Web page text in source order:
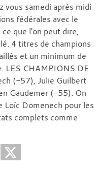
vous samedi après midi
fédérales avec le
que l'on peut dire,
4 titres de champions
et un minimum de
LES CHAMPIONS DE
(-57), Julie Guilbert
Gaudemer (-55). On
Loïc Domenech pour les
complets comme